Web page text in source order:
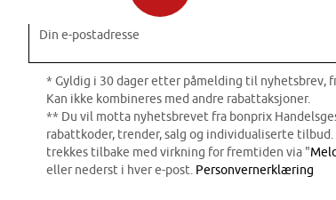
Din e-postadresse
* Gyldig i 30 dager etter påmelding til nyhetsbrev,
Kan ikke kombineres med andre rabattaksjoner.
** Du vil motta nyhetsbrevet fra bonprix
rabattkoder, trender, salg og individualiserte
trekkes tilbake med virkning for fremtiden via "
eller nederst i hver e-post. Personvernerklæring